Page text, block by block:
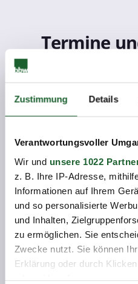
Zustimmung Details
Verantwortungsvoller
Wir und unsere 1022
z. B. Ihre IP-Adresse,
Informationen auf Ihrem
und so personalisierte
und Inhalten,
zu ermöglichen. Sie
Zwecke nutzt. Sie können
Erklärung oder durch
Termine
2 Termine ab
Oranienburg
Details